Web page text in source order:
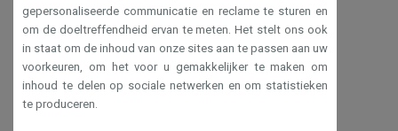
gepersonaliseerde communicatie en reclame te sturen en
om de doeltreffendheid ervan te meten. Het stelt ons ook
in staat om de inhoud van onze sites aan te passen aan uw
voorkeuren, om het voor u gemakkelijker te maken om
inhoud te delen op sociale netwerken en om statistieken
te produceren.